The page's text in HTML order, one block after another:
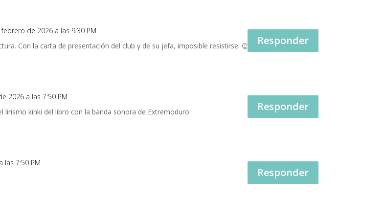
de 2026 a las 9:30 PM
Con la carta de presentación del club y de su jefa, imposible resistirse. 😉
Responder
2026 a las 7:50 PM
kinki del libro con la banda sonora de Extremoduro.
Responder
las 7:50 PM
Responder